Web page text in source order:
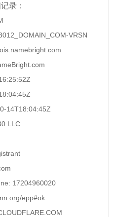
录：
VRSN
14T18:04:45Z
LLC
17204960020
epp#ok